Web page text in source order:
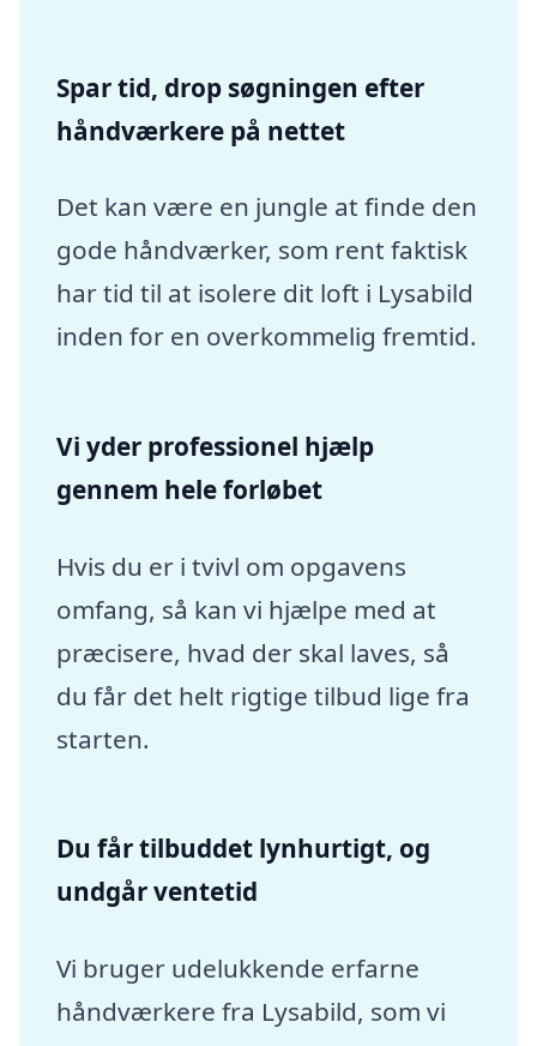
Spar tid, drop søgningen efter
håndværkere på nettet
Det kan være en jungle at finde den
gode håndværker, som rent faktisk
har tid til at isolere dit loft i Lysabild
inden for en overkommelig fremtid.
Vi yder professionel hjælp
gennem hele forløbet
Hvis du er i tvivl om opgavens
omfang, så kan vi hjælpe med at
præcisere, hvad der skal laves, så
du får det helt rigtige tilbud lige fra
starten.
Du får tilbuddet lynhurtigt, og
undgår ventetid
Vi bruger udelukkende erfarne
håndværkere fra Lysabild, som vi